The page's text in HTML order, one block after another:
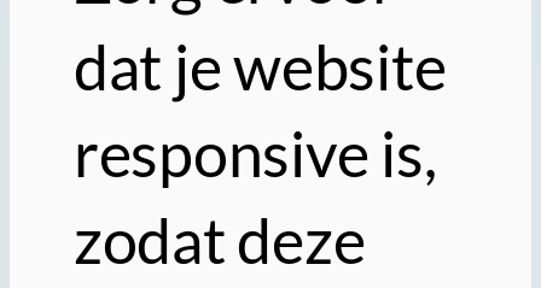
dat je website
responsive is,
zodat deze